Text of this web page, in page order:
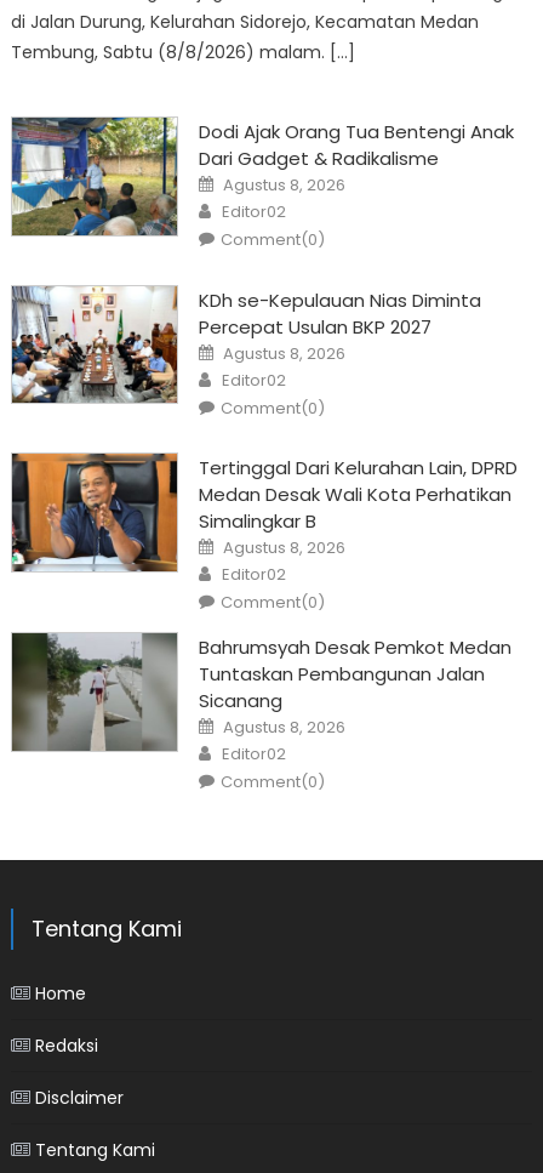
di Jalan Durung, Kelurahan Sidorejo, Kecamatan Medan
Tembung, Sabtu (8/8/2026) malam. […]
Dodi Ajak Orang Tua Bentengi Anak
Dari Gadget & Radikalisme
Posted
on
Agustus 8, 2026
Author
Editor02
Comment(0)
KDh se-Kepulauan Nias Diminta
Percepat Usulan BKP 2027
Posted
on
Agustus 8, 2026
Author
Editor02
Comment(0)
Tertinggal Dari Kelurahan Lain, DPRD
Medan Desak Wali Kota Perhatikan
Simalingkar B
Posted
on
Agustus 8, 2026
Author
Editor02
Comment(0)
Bahrumsyah Desak Pemkot Medan
Tuntaskan Pembangunan Jalan
Sicanang
Posted
on
Agustus 8, 2026
Author
Editor02
Comment(0)
Tentang Kami
Home
Redaksi
Disclaimer
Tentang Kami